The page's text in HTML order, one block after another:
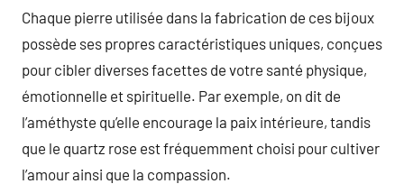
Chaque pierre utilisée dans la fabrication de ces bijoux
possède ses propres caractéristiques uniques, conçues
pour cibler diverses facettes de votre santé physique,
émotionnelle et spirituelle. Par exemple, on dit de
l’améthyste qu’elle encourage la paix intérieure, tandis
que le quartz rose est fréquemment choisi pour cultiver
l’amour ainsi que la compassion.